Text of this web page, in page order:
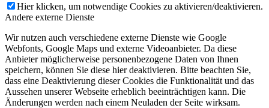
Hier klicken, um notwendige Cookies zu aktivieren/deaktivieren.
Andere externe Dienste
Wir nutzen auch verschiedene externe Dienste wie Google
Webfonts, Google Maps und externe Videoanbieter. Da diese
Anbieter möglicherweise personenbezogene Daten von Ihnen
speichern, können Sie diese hier deaktivieren. Bitte beachten Sie,
dass eine Deaktivierung dieser Cookies die Funktionalität und das
Aussehen unserer Webseite erheblich beeinträchtigen kann. Die
Änderungen werden nach einem Neuladen der Seite wirksam.